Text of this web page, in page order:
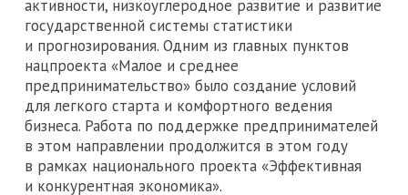
активности, низкоуглеродное развитие и развитие
государственной системы статистики
и прогнозирования. Одним из главных пунктов
нацпроекта «Малое и среднее
предпринимательство» было создание условий
для легкого старта и комфортного ведения
бизнеса. Работа по поддержке предпринимателей
в этом направлении продолжится в этом году
в рамках национального проекта «Эффективная
и конкурентная экономика».